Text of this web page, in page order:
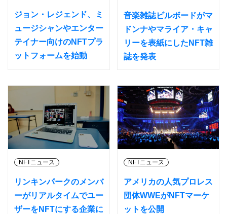
ジョン・レジェンド、ミ
ュージシャンやエンター
テイナー向けのNFTプラ
ットフォームを始動
音楽雑誌ビルボードがマ
ドンナやマライア・キャ
リーを表紙にしたNFT雑
誌を発表
NFTニュース
リンキンパークのメンバ
ーがリアルタイムでユー
ザーをNFTにする企業に
NFTニュース
アメリカの人気プロレス
団体WWEがNFTマーケ
ットを公開